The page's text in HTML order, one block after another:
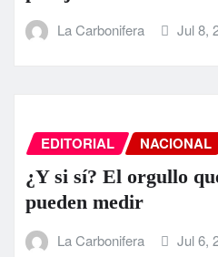
La Carbonifera Jul 8,
EDITORIAL NACIONAL
¿Y si sí? El orgullo
pueden medir
La Carbonifera Jul 6,